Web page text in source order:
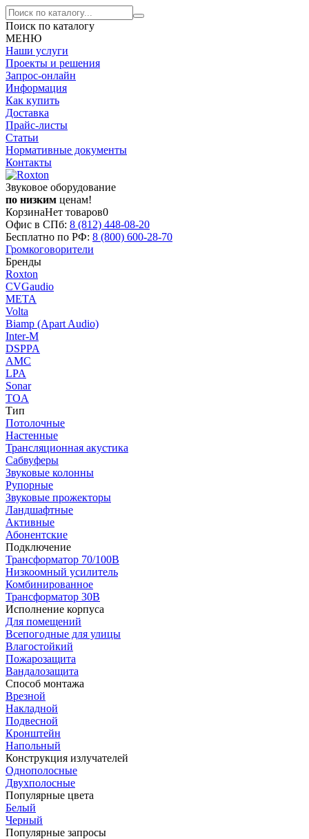
Поиск по каталогу
МЕНЮ
Наши услуги
Проекты и решения
Запрос-онлайн
Информация
Как купить
Доставка
Прайс-листы
Статьи
Нормативные документы
Контакты
Звуковое оборудование
по низким ценам!
КорзинаНет товаров0
Офис в СПб: 8 (812) 448-08-20
Бесплатно по РФ: 8 (800) 600-28-70
Громкоговорители
Бренды
Roxton
CVGaudio
МЕТА
Volta
Biamp (Apart Audio)
Inter-M
DSPPA
AMC
LPA
Sonar
TOA
Тип
Потолочные
Настенные
Трансляционная акустика
Сабвуферы
Звуковые колонны
Рупорные
Звуковые прожекторы
Ландшафтные
Активные
Абонентские
Подключение
Трансформатор 70/100В
Низкоомный усилитель
Комбинированное
Трансформатор 30В
Исполнение корпуса
Для помещений
Всепогодные для улицы
Влагостойкий
Пожарозащита
Вандалозащита
Способ монтажа
Врезной
Накладной
Подвесной
Кронштейн
Напольный
Конструкция излучателей
Однополосные
Двухполосные
Популярные цвета
Белый
Черный
Популярные запросы